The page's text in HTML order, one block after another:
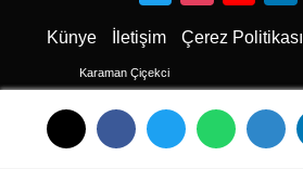
Künye İletişim Çerez Politikası
Karaman Çiçekci
Karaman
Karaman Haber